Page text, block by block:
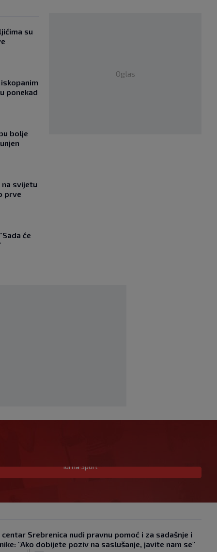
su
ponekad
bolje
svijetu
prve
će
Oglas
Tužne vijesti: Preminuo nekadašnji
OSTALI SPORTOVI prije 32 min
čak 50 miliona dolara
KOŠARKA
|
prije 1 h
| 0
Idi na Sport
Srebrenica nudi pravnu pomoć i za sadašnje i
"Ako dobijete poziv na saslušanje, javite nam se"